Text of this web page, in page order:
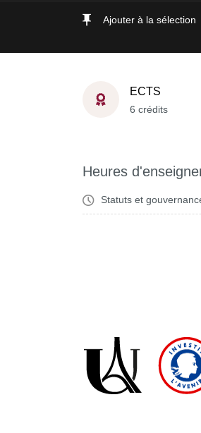
Ajouter à la sélection
ECTS
6 crédits
Heures
Statuts et